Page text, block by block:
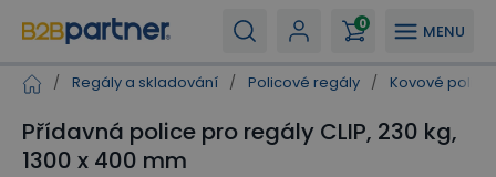
MENU
0
/ Regály a skladování / Policové regály / Kovové
Přídavná police pro regály CLIP, 230 kg,
1300 x 400 mm